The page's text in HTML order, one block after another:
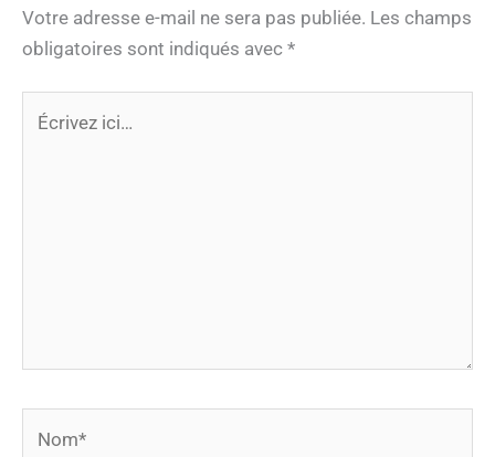
Votre adresse e-mail ne sera pas publiée. Les champs
obligatoires sont indiqués avec *